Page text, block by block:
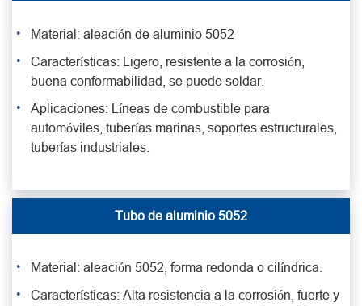
Material: aleación de aluminio 5052
Características: Ligero, resistente a la corrosión,
buena conformabilidad, se puede soldar.
Aplicaciones: Líneas de combustible para
automóviles, tuberías marinas, soportes estructurales,
tuberías industriales.
Tubo de aluminio 5052
Material: aleación 5052, forma redonda o cilíndrica.
Características: Alta resistencia a la corrosión, fuerte y